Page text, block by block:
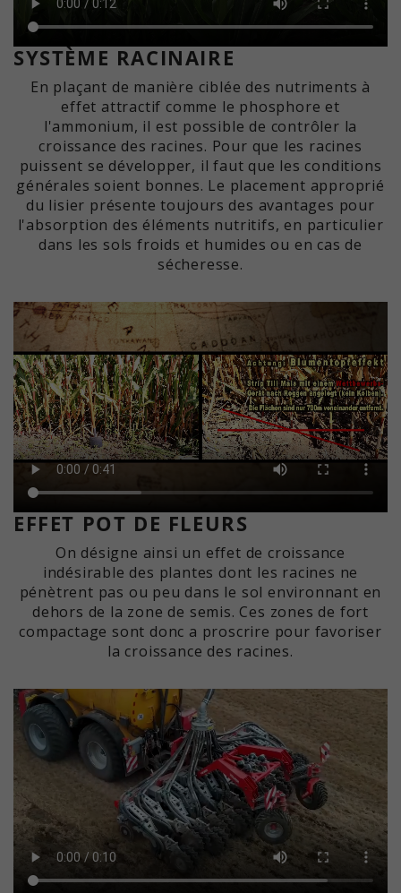
SYSTÈME RACINAIRE
En plaçant de manière ciblée des nutriments à
effet attractif comme le phosphore et
l'ammonium, il est possible de contrôler la
croissance des racines. Pour que les racines
puissent se développer, il faut que les conditions
générales soient bonnes. Le placement approprié
du lisier présente toujours des avantages pour
l'absorption des éléments nutritifs, en particulier
dans les sols froids et humides ou en cas de
sécheresse.
EFFET POT DE FLEURS
On désigne ainsi un effet de croissance
indésirable des plantes dont les racines ne
pénètrent pas ou peu dans le sol environnant en
dehors de la zone de semis. Ces zones de fort
compactage sont donc a proscrire pour favoriser
la croissance des racines.